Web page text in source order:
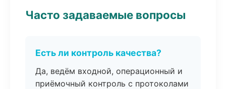
Часто задаваемые вопросы
Есть ли контроль качества?
Да, ведём входной, операционный и
приёмочный контроль с протоколами